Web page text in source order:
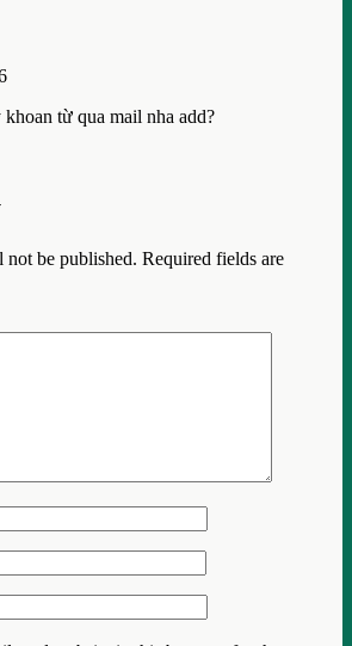
từ qua mail nha add?
not be published. Required fields are